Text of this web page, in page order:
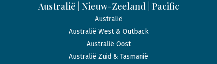
Australië | Nieuw-Zeeland | Pacific
Australië
Australië West & Outback
Australië Oost
Australië Zuid & Tasmanië